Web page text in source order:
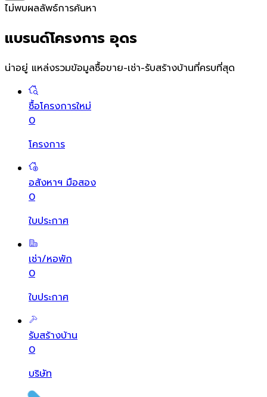
ไม่พบผลลัพธ์การค้นหา
แบรนด์โครงการ อุดร
น่าอยู่ แหล่งรวมข้อมูลซื้อขาย-เช่า-รับสร้างบ้านที่ครบที่สุด
ซื้อโครงการใหม่
0
โครงการ
อสังหาฯ มือสอง
0
ใบประกาศ
เช่า/หอพัก
0
ใบประกาศ
รับสร้างบ้าน
0
บริษัท